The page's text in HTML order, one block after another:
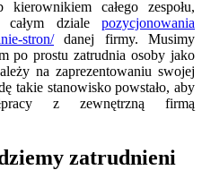
całego zespołu,
całym dziale pozycjonowania
stron/danej firmy. Musimy
po prostu zatrudnia osoby jako
na zaprezentowaniu swojej
takie stanowisko powstało, aby
z zewnętrzną firmą
zatrudnieni